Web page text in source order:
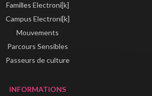
Familles Electroni[k]
Campus Electroni[k]
Mouvements
Parcours Sensibles
Passeurs de culture
INFORMATIONS